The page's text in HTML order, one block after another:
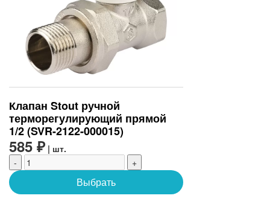
Клапан Stout ручной
терморегулирующий прямой
1/2 (SVR-2122-000015)
585 ₽ | шт.
-
+
Выбрать